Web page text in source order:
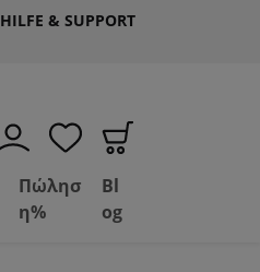
HILFE & SUPPORT
Πώλησ
η%
Bl
og